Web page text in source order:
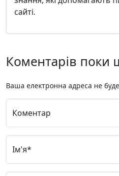
сайті.
Коментарів поки
Ваша електронна адреса не
Коментар
Ім'я*